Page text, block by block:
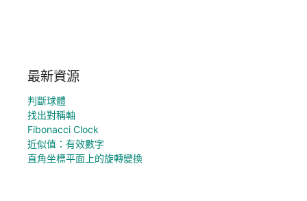
最新資源
判斷球體
找出對稱軸
Fibonacci Clock
近似值：有效數字
直角坐標平面上的旋轉變換